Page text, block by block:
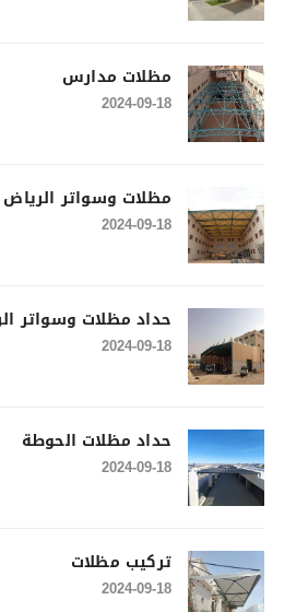
مظلات مدارس
2024-09-18
مظلات وسواتر الرياض
2024-09-18
حداد مظلات وسواتر
2024-09-18
حداد مظلات الحوطة
2024-09-18
تركيب مظلات
2024-09-18